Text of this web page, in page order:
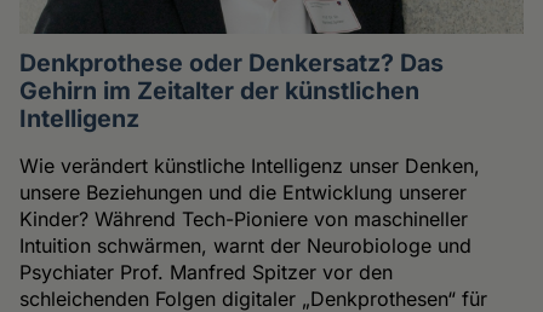
Denkprothese oder Denkersatz? Das
Gehirn im Zeitalter der künstlichen
Intelligenz
Wie verändert künstliche Intelligenz unser Denken,
unsere Beziehungen und die Entwicklung unserer
Kinder? Während Tech-Pioniere von maschineller
Intuition schwärmen, warnt der Neurobiologe und
Psychiater Prof. Manfred Spitzer vor den
schleichenden Folgen digitaler „Denkprothesen“ für